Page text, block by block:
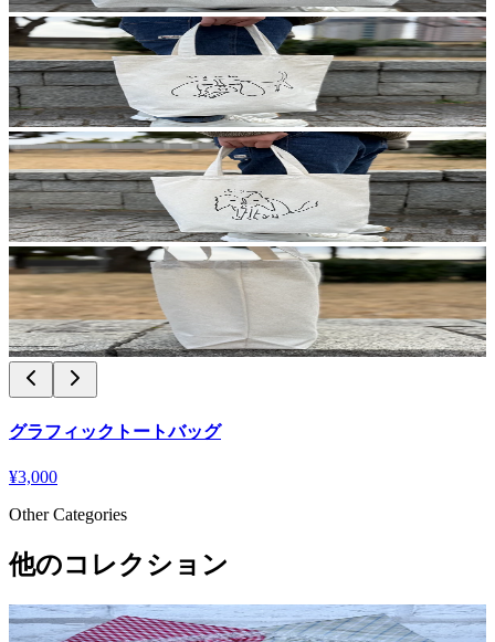
グラフィックトートバッグ
¥3,000
Other Categories
他のコレクション